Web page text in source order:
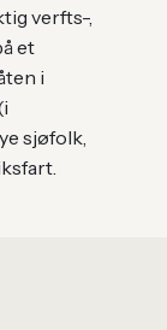
verfts-,
et
i
sjøfolk,